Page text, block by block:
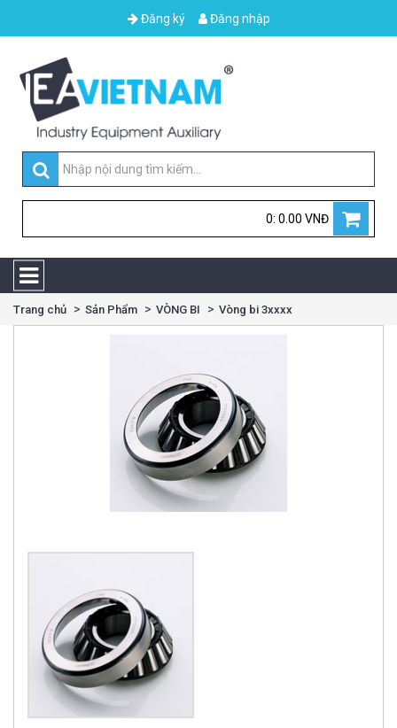
Đăng ký Đăng nhập
0: 0.00 VNĐ
Trang chủ Sản Phẩm VÒNG BI Vòng bi 3xxxx